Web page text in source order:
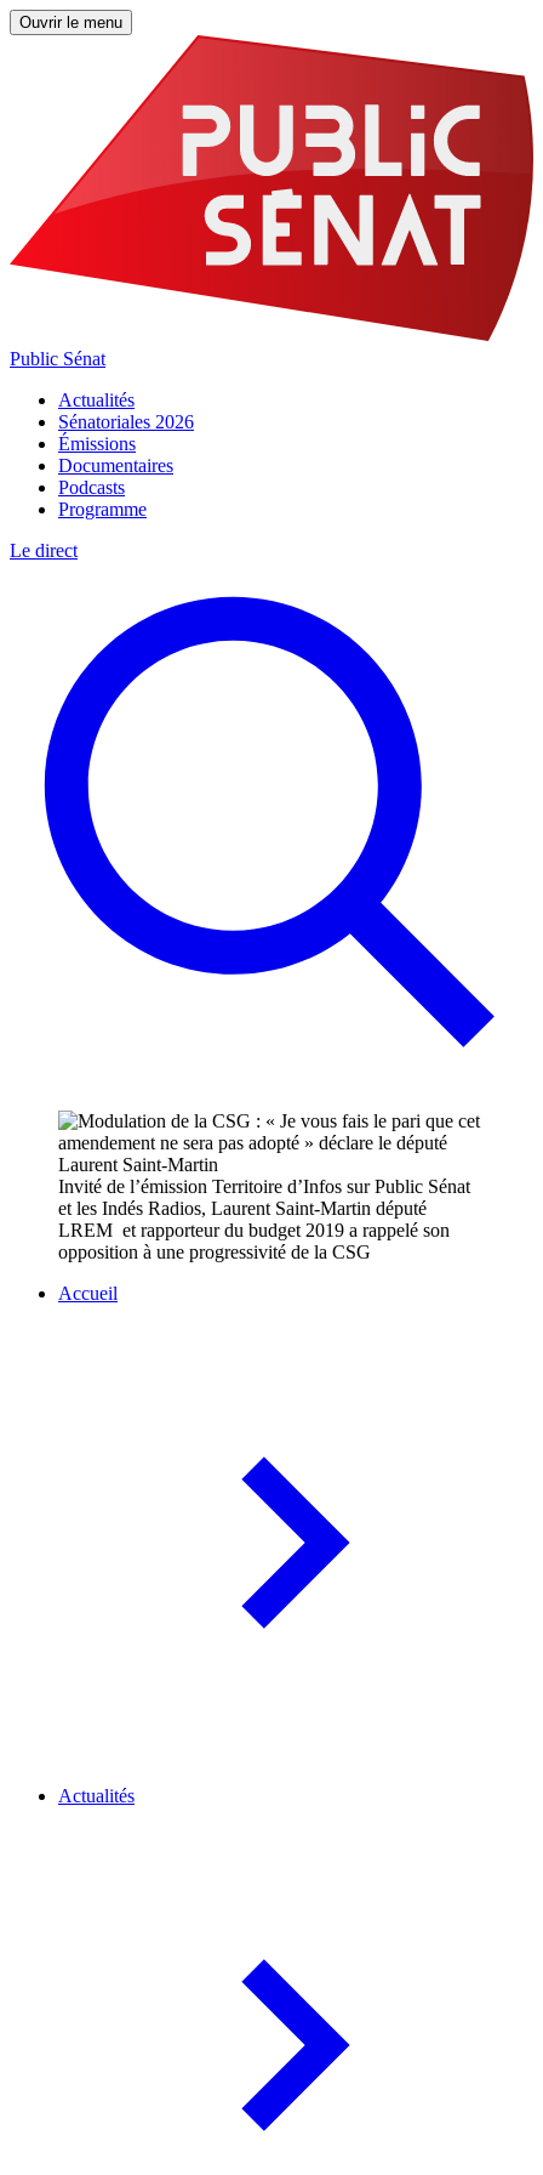
Ouvrir le menu
Public Sénat
Actualités
Sénatoriales 2026
Émissions
Documentaires
Podcasts
Programme
Le direct
Invité de l’émission Territoire d’Infos sur Public Sénat
et les Indés Radios, Laurent Saint-Martin député
LREM et rapporteur du budget 2019 a rappelé son
opposition à une progressivité de la CSG
Accueil
Actualités